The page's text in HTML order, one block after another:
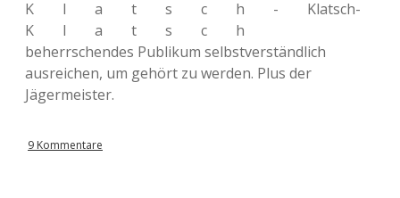
Klatsch- Klatsch-
Klatsch
beherrschendes Publikum selbstverständlich
ausreichen, um gehört zu werden. Plus der
Jägermeister.
9 Kommentare